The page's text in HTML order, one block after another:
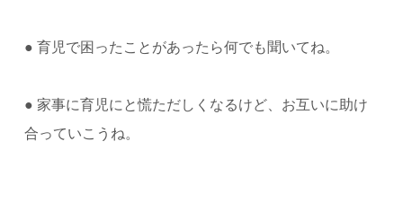
● 育児で困ったことがあったら何でも聞いてね。
● 家事に育児にと慌ただしくなるけど、お互いに助け
合っていこうね。